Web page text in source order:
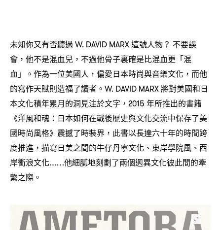
未知你又有否聽過 W. DAVID MARX這號人物？ 不要誤
會 ， 他不是混血兒 ， 不過他骨子裏確是比混血更「混
血」。作為一位美國人 ， 偏愛日本時尚與音樂文化 ， 而他
的寫作天賦則造福了讀者。 W. DAVID MARX將對美國和日
本文化積年累月的洞見注於文字 ，2015 年所推出的書籍
《洋風和魂 ： 日本如何在戰後歷史與文化交流中保存了美
國時尚風格》震撼了時裝界 ， 此書以長達六十年的時間跨
度推進 ， 描寫日美之間的牛仔丹寧文化、東岸學院風、西
岸衝浪文化……他細膩地刻劃了兩個迥異文化彼此間的牽
繫之際。